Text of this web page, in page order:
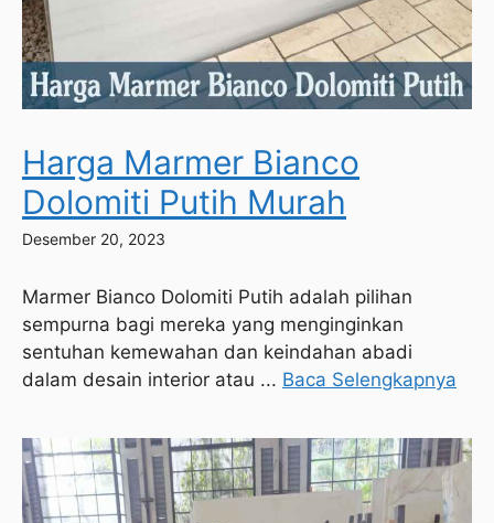
Harga Marmer Bianco
Dolomiti Putih Murah
Desember 20, 2023
Marmer Bianco Dolomiti Putih adalah pilihan
sempurna bagi mereka yang menginginkan
sentuhan kemewahan dan keindahan abadi
dalam desain interior atau ... Baca Selengkapnya